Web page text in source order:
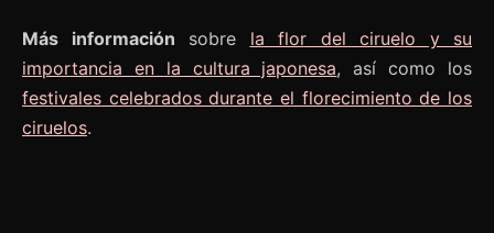
Más información sobre la flor del ciruelo y su
importancia en la cultura japonesa, así como los
festivales celebrados durante el florecimiento de los
ciruelos.